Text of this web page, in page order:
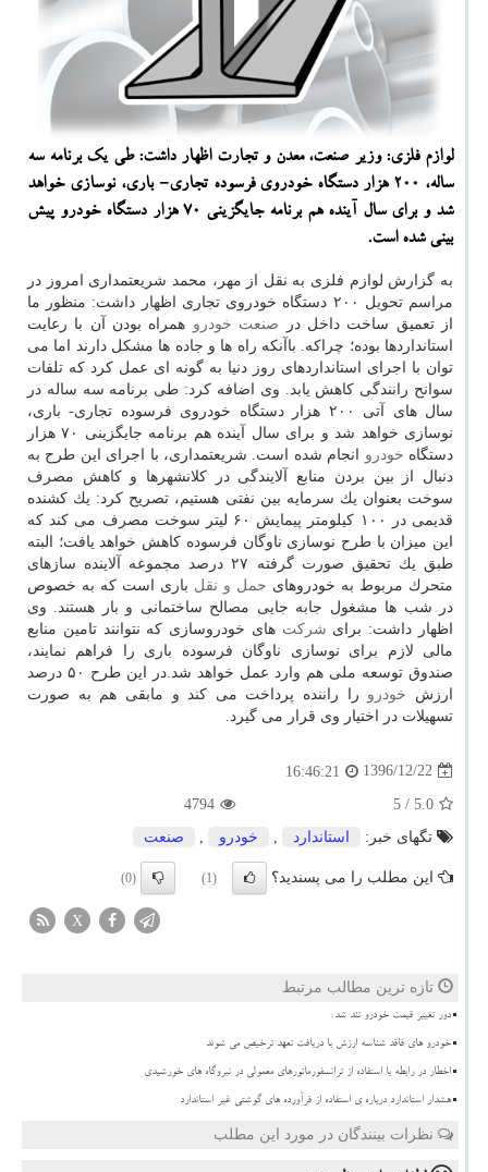
لوازم فلزی: وزیر صنعت، معدن و تجارت اظهار داشت: طی یك برنامه سه
ساله، ۲۰۰ هزار دستگاه خودروی فرسوده تجاری- باری، نوسازی خواهد
شد و برای سال آینده هم برنامه جایگزینی ۷۰ هزار دستگاه خودرو پیش
بینی شده است.
به گزارش لوازم فلزی به نقل از مهر، محمد شریعتمداری امروز در
مراسم تحویل ۲۰۰ دستگاه خودروی تجاری اظهار داشت: منظور ما
از تعمیق ساخت داخل در صنعت خودرو همراه بودن آن با رعایت
استانداردها بوده؛ چراكه. باآنكه راه ها و جاده ها مشكل دارند اما می
توان با اجرای استانداردهای روز دنیا به گونه ای عمل كرد كه تلفات
سوانح رانندگی كاهش یابد. وی اضافه كرد: طی برنامه سه ساله در
سال های آتی ۲۰۰ هزار دستگاه خودروی فرسوده تجاری- باری،
نوسازی خواهد شد و برای سال آینده هم برنامه جایگزینی ۷۰ هزار
دستگاه خودرو انجام شده است. شریعتمداری، با اجرای این طرح به
دنبال از بین بردن منابع آلایندگی در كلانشهرها و كاهش مصرف
سوخت بعنوان یك سرمایه بین نفتی هستیم، تصریح كرد: یك كشنده
قدیمی در ۱۰۰ كیلومتر پیمایش ۶۰ لیتر سوخت مصرف می كند كه
این میزان با طرح نوسازی ناوگان فرسوده كاهش خواهد یافت؛ البته
طبق یك تحقیق صورت گرفته ۲۷ درصد مجموعه آلاینده سازهای
متحرك مربوط به خودروهای حمل و نقل باری است كه به خصوص
در شب ها مشغول جابه جایی مصالح ساختمانی و بار هستند. وی
اظهار داشت: برای شركت های خودروسازی كه نتوانند تامین منابع
مالی لازم برای نوسازی ناوگان فرسوده باری را فراهم نمایند،
صندوق توسعه ملی هم وارد عمل خواهد شد.در این طرح ۵۰ درصد
ارزش خودرو را راننده پرداخت می كند و مابقی هم به صورت
تسهیلات در اختیار وی قرار می گیرد.
1396/12/22
16:46:21
5.0
/ 5
4794
تگهای خبر:
استاندارد , خودرو , صنعت
این مطلب را می پسندید؟ (1)
(0)
X
تازه ترین مطالب مرتبط
دور تغییر قیمت خودرو تند شد
خودرو های فاقد شناسه ارزش با دریافت تعهد ترخیص می شوند
اخطار در رابطه با استفاده از ترانسفورماتورهای معمولی در نیروگاه های خورشیدی
هشدار استاندارد درباره ی استفاده از فرآورده های گوشتی غیر استاندارد
نظرات بینندگان در مورد این مطلب